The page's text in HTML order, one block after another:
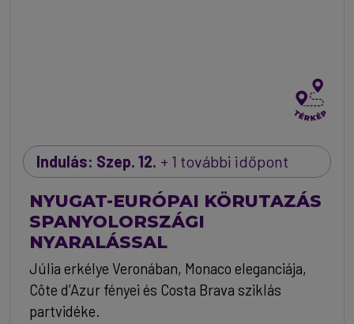
Indulás: Szep. 12. + 1 további időpont
NYUGAT-EURÓPAI KÖRUTAZÁS
SPANYOLORSZÁGI
NYARALÁSSAL
Júlia erkélye Veronában, Monaco eleganciája,
Côte d’Azur fényei és Costa Brava sziklás
partvidéke.